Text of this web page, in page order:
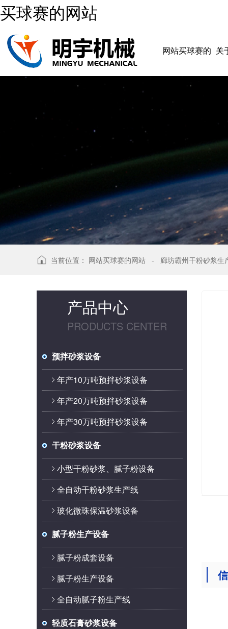
买球赛的网站
网站买球赛的 关
当前位置： 网站买球赛的网站 - 廊坊霸州干粉砂浆生
产品中心
PRODUCTS CENTER
预拌砂浆设备
年产10万吨预拌砂浆设备
年产20万吨预拌砂浆设备
年产30万吨预拌砂浆设备
干粉砂浆设备
小型干粉砂浆、腻子粉设备
全自动干粉砂浆生产线
玻化微珠保温砂浆设备
腻子粉生产设备
腻子粉成套设备
腻子粉生产设备
全自动腻子粉生产线
轻质石膏砂浆设备